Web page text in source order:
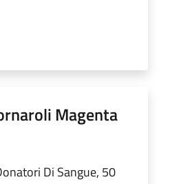
Magenta
Di Sangue, 50